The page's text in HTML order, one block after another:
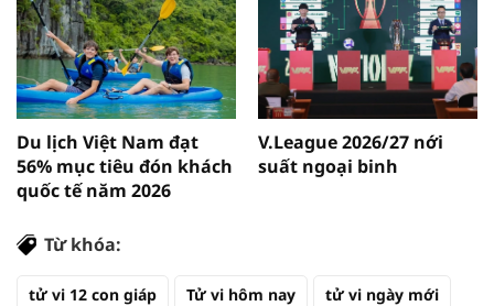
Du lịch Việt Nam đạt
56% mục tiêu đón khách
quốc tế năm 2026
V.League 2026/27 nới
suất ngoại binh
Từ khóa:
tử vi 12 con giáp Tử vi hôm nay tử vi ngày mới